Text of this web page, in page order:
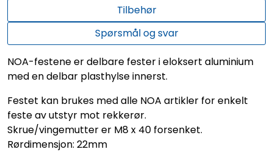
Tilbehør
Spørsmål og svar
NOA-festene er delbare fester i eloksert aluminium
med en delbar plasthylse innerst.
Festet kan brukes med alle NOA artikler for enkelt
feste av utstyr mot rekkerør.
Skrue/vingemutter er M8 x 40 forsenket.
Rørdimensjon: 22mm